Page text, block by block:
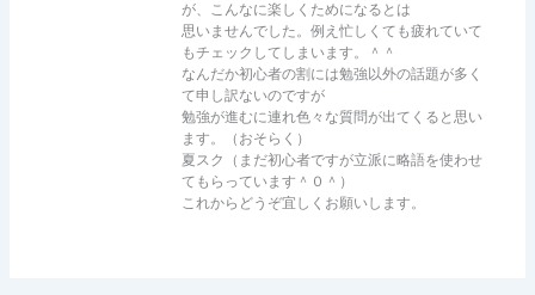
が、こんなに楽しくためになるとは
思いませんでした。例え忙しくても疲れていて
もチェックしてしまいます。＾＾
なんだか初心者の割には勉強以外の話題が多く
て申し訳ないのですが
勉強が進むに連れ色々な質問が出てくると思い
ます。（おそらく）
夏スク（まだ初心者ですが立派に略語を使わせ
てもらっています＾０＾）
これからどうぞ宜しくお願いします。